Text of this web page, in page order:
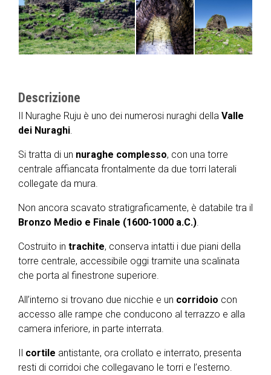
Descrizione
Il Nuraghe Ruju è uno dei numerosi nuraghi della Valle
dei Nuraghi.
Si tratta di un nuraghe complesso, con una torre
centrale affiancata frontalmente da due torri laterali
collegate da mura.
Non ancora scavato stratigraficamente, è databile tra il
Bronzo Medio e Finale (1600-1000 a.C.).
Costruito in trachite, conserva intatti i due piani della
torre centrale, accessibile oggi tramite una scalinata
che porta al finestrone superiore.
All’interno si trovano due nicchie e un corridoio con
accesso alle rampe che conducono al terrazzo e alla
camera inferiore, in parte interrata.
Il cortile antistante, ora crollato e interrato, presenta
resti di corridoi che collegavano le torri e l’esterno.